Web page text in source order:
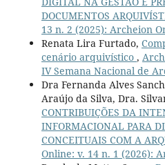
DOCUMENTOS
13 n. 2 (2025): Archeion
Renata Lira Furtado,
cenário arquivístico ,
IV Semana Nacional de
Dra Fernanda Alves
Araújo da Silva, Dra.
CONTRIBUIÇÕES DA
INFORMACIONAL PARA
CONCEITUAIS COM A
Online: v. 14 n. 1 (2026):